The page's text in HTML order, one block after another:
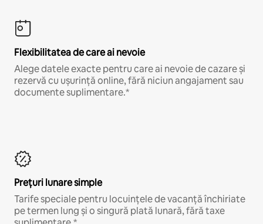
Flexibilitatea de care ai nevoie
Alege datele exacte pentru care ai nevoie de cazare și
rezervă cu ușurință online, fără niciun angajament sau
documente suplimentare.*
Prețuri lunare simple
Tarife speciale pentru locuințele de vacanță închiriate
pe termen lung și o singură plată lunară, fără taxe